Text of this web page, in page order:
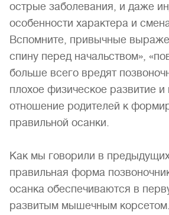
острые заболевания, и даже
особенности характера и
Вспомните, привычные
спину перед начальством»,
больше всего вредят
плохое физическое развитие
отношение родителей к
правильной осанки.
Как мы говорили в
правильная форма
осанка обеспечиваются в
развитым мышечным